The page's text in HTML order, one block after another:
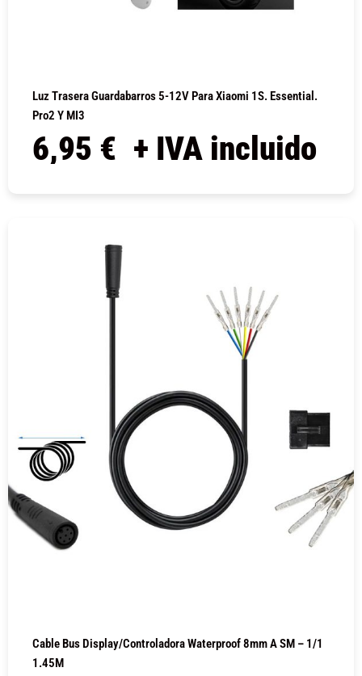
Luz Trasera Guardabarros 5-12V Para Xiaomi 1S. Essential.
Pro2 Y MI3
6,95 € + IVA incluido
Cable Bus Display/controladora Waterproof 8mm A SM – 1/1
1.45M